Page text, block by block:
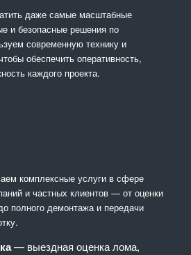
даже самые масштабные
и безопасные решения по
современную технику и
обеспечить оперативность,
каждого проекта.
комплексные услуги в сфере
и частных клиентов — от оценки
полного демонтажа и передачи
— выездная оценка лома,